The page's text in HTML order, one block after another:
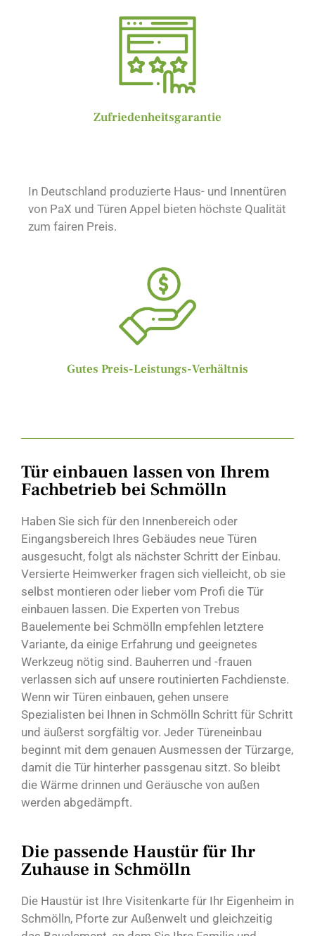
Zufriedenheitsgarantie
In Deutschland produzierte Haus- und Innentüren
von PaX und Türen Appel bieten höchste Qualität
zum fairen Preis.
Gutes Preis-Leistungs-Verhältnis
Tür einbauen lassen von Ihrem
Fachbetrieb bei Schmölln
Haben Sie sich für den Innenbereich oder
Eingangsbereich Ihres Gebäudes neue Türen
ausgesucht, folgt als nächster Schritt der Einbau.
Versierte Heimwerker fragen sich vielleicht, ob sie
selbst montieren oder lieber vom Profi die Tür
einbauen lassen. Die Experten von Trebus
Bauelemente bei Schmölln empfehlen letztere
Variante, da einige Erfahrung und geeignetes
Werkzeug nötig sind. Bauherren und -frauen
verlassen sich auf unsere routinierten Fachdienste.
Wenn wir Türen einbauen, gehen unsere
Spezialisten bei Ihnen in Schmölln Schritt für Schritt
und äußerst sorgfältig vor. Jeder Türeneinbau
beginnt mit dem genauen Ausmessen der Türzarge,
damit die Tür hinterher passgenau sitzt. So bleibt
die Wärme drinnen und Geräusche von außen
werden abgedämpft.
Die passende Haustür für Ihr
Zuhause in Schmölln
Die Haustür ist Ihre Visitenkarte für Ihr Eigenheim in
Schmölln, Pforte zur Außenwelt und gleichzeitig